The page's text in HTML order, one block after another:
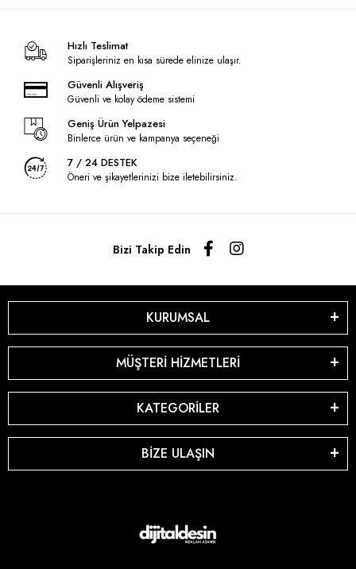
Hızlı Teslimat
Siparişleriniz en kısa sürede elinize ulaşır.
Güvenli Alışveriş
Güvenli ve kolay ödeme sistemi
Geniş Ürün Yelpazesi
Binlerce ürün ve kampanya seçeneği
7 / 24 DESTEK
Öneri ve şikayetlerinizi bize iletebilirsiniz.
Bizi Takip Edin
KURUMSAL
MÜŞTERİ HİZMETLERİ
KATEGORİLER
BİZE ULAŞIN